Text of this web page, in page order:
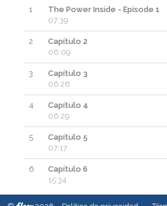
1
The Power Inside - Episode 1
07:39
2
Capítulo 2
06:09
3
Capítulo 3
06:26
4
Capítulo 4
06:29
5
Capítulo 5
07:17
6
Capítulo 6
15:34